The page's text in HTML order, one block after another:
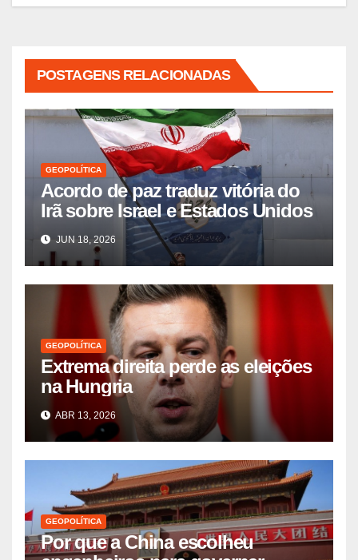
POSTAGENS RELACIONADAS
GEOPOLÍTICA
Acordo de paz traduz vitória do
Irã sobre Israel e Estados Unidos
JUN 18, 2026
GEOPOLÍTICA
Extrema direita perde as eleições
na Hungria
ABR 13, 2026
GEOPOLÍTICA
Por que a China escolheu